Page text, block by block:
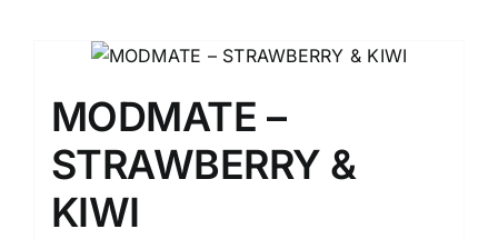
MODMATE –
STRAWBERRY &
KIWI